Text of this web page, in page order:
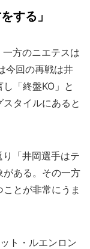
する」
方のニエテスは
今回の再戦は井
「終盤KO」と
タイルにあると
「井岡選手はテ
がある。その一方
とが非常にうま
ト・ルエンロン